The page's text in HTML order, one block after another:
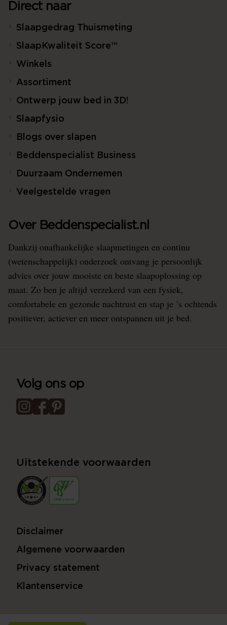
Direct naar
Slaapgedrag Thuismeting
SlaapKwaliteit Score™
Winkels
Assortiment
Ontwerp jouw bed in 3D!
Slaapfysio
Blogs over slapen
Beddenspecialist Business
Duurzaam Ondernemen
Veelgestelde vragen
Over Beddenspecialist.nl
Dankzij onafhankelijke slaapmetingen en continu
(wetenschappelijk) onderzoek ontvang je persoonlijk
advies over jouw mooiste en beste slaapoplossing op
maat. Zo ben je altijd verzekerd van een fysiek,
comfortabele en gezonde nachtrust en stap je ’s ochtends
positiever, actiever en meer ontspannen uit je bed.
Volg ons op
Uitstekende voorwaarden
Disclaimer
Algemene voorwaarden
Privacy statement
Klantenservice